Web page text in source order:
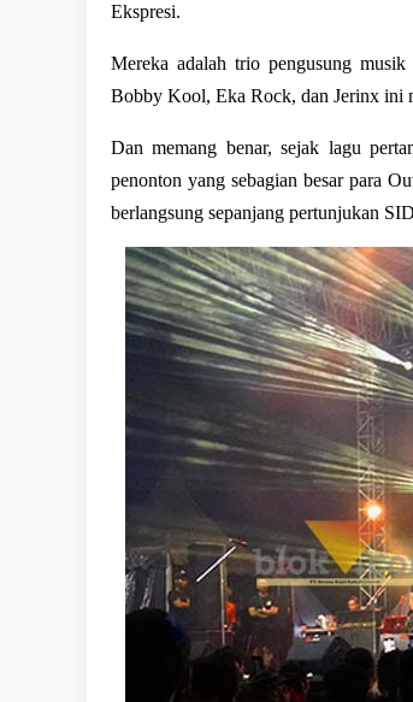
Ekspresi.
Mereka adalah trio pengusung
Bobby Kool, Eka Rock, dan Jerinx ini
Dan memang benar, sejak lagu
penonton yang sebagian besar para
berlangsung sepanjang pertunjukan